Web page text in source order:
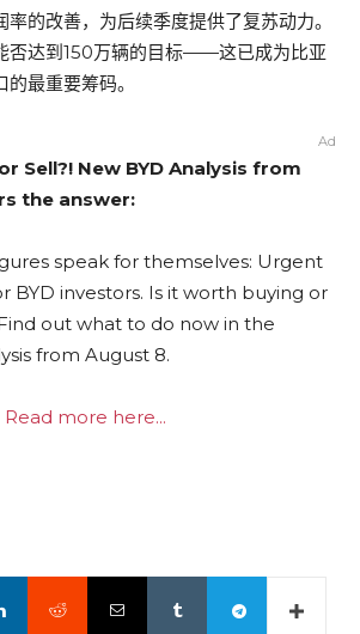
的改善，为后续季度提供了复苏动力。
否达到150万辆的目标——这已成为比亚
最重要筹码。
Ad
Sell?! New BYD Analysis from
the answer:
speak for themselves: Urgent
BYD investors. Is it worth buying or
out what to do now in the
from August 8.
Read more here...